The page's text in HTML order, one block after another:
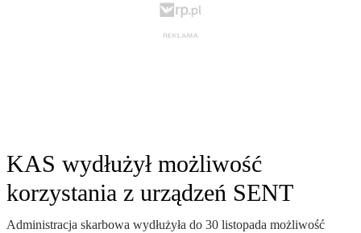
KAS wydłużył możliwość
korzystania z urządzeń SENT
Administracja skarbowa wydłużyła do 30 listopada możliwość